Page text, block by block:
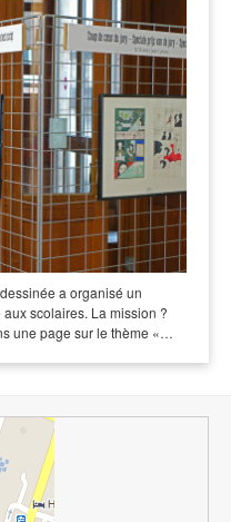
a organisé un
scolaires. La mission ?
une page sur le thème «…